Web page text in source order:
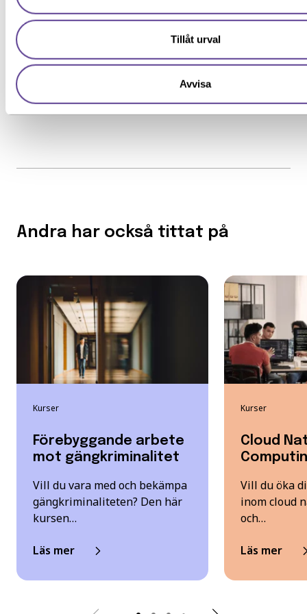
Tillåt urval
Avvisa
Se alla inlägg
Andra har också tittat på
Kurser
Förebyggande arbete
mot gängkriminalitet
Vill du vara med och bekämpa
gängkriminaliteten? Den här
kursen…
Läs mer
Kurser
Cloud
Vill du öka
inom cloud
och…
Läs mer
uppgifter enligtsamtyckesavtaletsom jag har läst och
Särskilda förkunskaper
Krav på godkänd hälsoundersökning